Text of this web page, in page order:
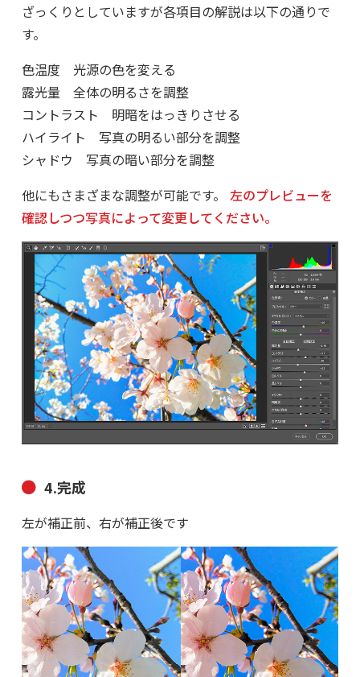
ざっくりとしていますが各項目の解説は以下の通りで
す。
色温度 光源の色を変える
露光量 全体の明るさを調整
コントラスト 明暗をはっきりさせる
ハイライト 写真の明るい部分を調整
シャドウ 写真の暗い部分を調整
他にもさまざまな調整が可能です。
左のプレビューを
確認しつつ写真によって変更してください。
4.完成
左が補正前、右が補正後です